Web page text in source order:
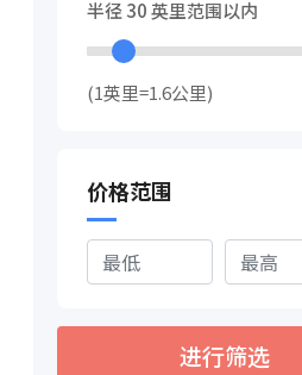
半径30英里范围以内
(1英里=1.6公里)
价格范围
进行筛选